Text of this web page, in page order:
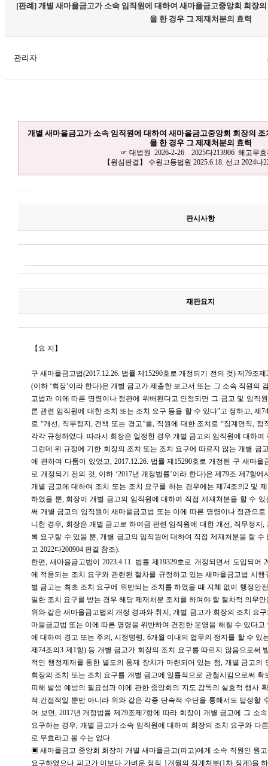
[판례] 개별 새마을금고가 소속 임직원에 대하여 새마을금고중앙회 회장
을 한 경우 그 제재처분의 효력
관리자
개별 새마을금고가 소속 임직원에 대하여 새마을금고중앙회 회장의
을 한 경우 그 제재처분의 효력
☞ 대법원 2026-2-26 2025다213906 해고무효
【원심판결】 수원고등법원 2025.6.18. 선고 2024나
판시사항
재판요지
【요 지】
구 새마을금고법(2017.12.26. 법률 제15290호로 개정되기 전의 것) 제79조
(이하 ‘회장’이라 한다)은 개별 금고가 제출한 보고서 또는 그 소속 직원의
고법과 이에 따른 명령이나 정관에 위배된다고 인정되면 그 금고 및 임직
른 관련 임직원에 대한 조치 또는 조치 요구 등을 할 수 있다”고 정하고, 제
로 “개선, 직무정지, 견책 또는 경고”를, 직원에 대한 조치로 “징계면직,
각각 규정하였다. 따라서 회장은 일정한 경우 개별 금고의 임직원에 대하여
그런데 위 규정에 기한 회장의 조치 또는 조치 요구에 따르지 않는 개별 금
에 관하여 다툼이 있었고, 2017.12.26. 법률 제15290호로 개정된 구 새마을
로 개정되기 전의 것, 이하 ‘2017년 개정법률’이라 한다)은 제79조 제7항
개별 금고에 대하여 조치 또는 조치 요구를 하는 경우에는 제74조의2 및
하였을 뿐, 회장이 개별 금고의 임직원에 대하여 직접 제재처분을 할 수
써 개별 금고의 임직원이 새마을금고법 또는 이에 따른 명령이나 정관으
니한 경우, 회장은 개별 금고로 하여금 관련 임직원에 대한 개선, 직무정지
록 요구할 수 있을 뿐, 개별 금고의 임직원에 대하여 직접 제재처분을 할 수
고 2022다200904 판결 참조).
한편, 새마을금고법이 2023.4.11. 법률 제19329호로 개정되면서 도입되어
에 적용되는 조치 요구와 관련된 절차를 규정하고 있는 새마을금고법 시행
별 금고는 최초 조치 요구에 위반되는 조치를 하였을 때 지체 없이 행정안
일한 조치 요구를 받는 경우 해당 제재처분 조치를 하여야 할 절차적 의무
위와 같은 새마을금고법의 개정 경과와 취지, 개별 금고가 회장의 조치 요
마을금고법 또는 이에 따른 명령을 위반하여 건전한 운영을 해칠 수 있다고
에 대하여 경고 또는 주의, 시정명령, 6개월 이내의 업무의 정지를 할 수 있
제74조의3 제1항) 등 개별 금고가 회장의 조치 요구를 따르지 않음으로써
적인 행정제재를 통한 별도의 통제 장치가 마련되어 있는 점, 개별 금고의
회장의 조치 또는 조치 요구를 개별 금고에 일률적으로 관철시킴으로써
피해 발생 예방의 필요성과 이에 관한 중앙회의 지도.감독의 실효적 행사
적.간접적일 뿐만 아니라 위와 같은 각종 단속적 수단을 통해서도 달성할
어 보면, 2017년 개정법률 제79조제7항에 따라 회장이 개별 금고에 그 소
요구하는 경우, 개별 금고가 소속 임직원에 대하여 회장의 조치 요구와 다
로 무효라고 볼 수는 없다.
▣ 새마을금고 중앙회 회장이 개별 새마을금고(피고)에게 소속 직원인 원
요구하였으나 피고가 이보다 가벼운 정직 1개월의 징계처분(1차 징계)을